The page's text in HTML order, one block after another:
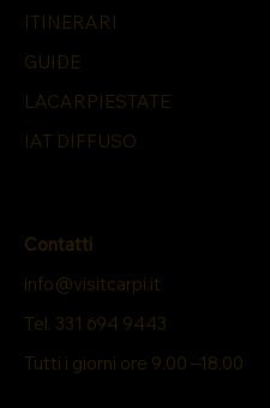
ITINERARI
GUIDE
LACARPIESTATE
IAT DIFFUSO
Contatti
info@visitcarpi.it
Tel. 331 694 9443
Tutti i giorni ore 9.00 –18.00